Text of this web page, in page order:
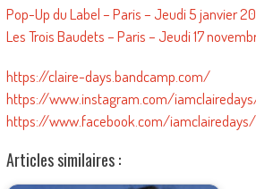
Pop-Up du Label – Paris – Jeudi 5 janvier
Les Trois Baudets – Paris – Jeudi 17
https://claire-days.bandcamp.com/
https://www.instagram.com/
https://www.facebook.com/iamclairedays/
Articles similaires :